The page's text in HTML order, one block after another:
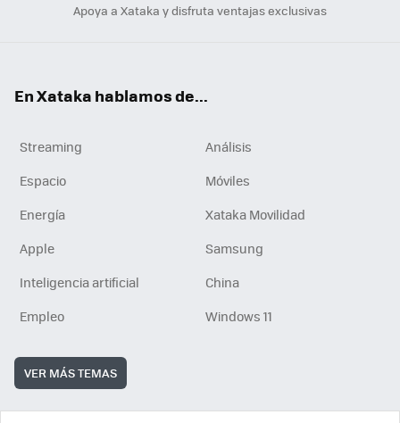
Apoya a Xataka y disfruta ventajas exclusivas
En Xataka hablamos de...
Streaming
Análisis
Espacio
Móviles
Energía
Xataka Movilidad
Apple
Samsung
Inteligencia artificial
China
Empleo
Windows 11
VER MÁS TEMAS